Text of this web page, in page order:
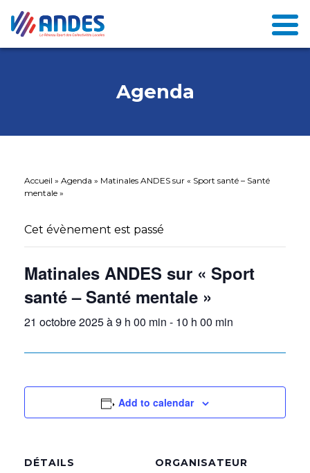
Agenda
Accueil » Agenda » Matinales ANDES sur « Sport santé – Santé
mentale »
Cet évènement est passé
Matinales ANDES sur « Sport
santé – Santé mentale »
21 octobre 2025 à 9 h 00 min - 10 h 00 min
Add to calendar
DÉTAILS ORGANISATEUR